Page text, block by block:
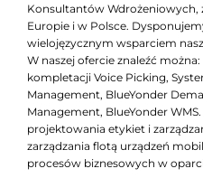
Konsultantów Wdrożeniowych,
Europie i w Polsce.
wielojęzycznym wsparciem
W naszej ofercie znaleźć
kompletacji Voice Picking,
Management, BlueYonder
Management, BlueYonder
projektowania etykiet i
zarządzania flotą urządzeń
procesów biznesowych w